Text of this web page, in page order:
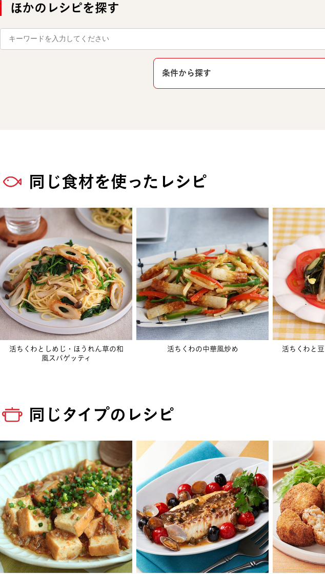
ほかのレシピを探す
条件から探す
同じ食材を使ったレシピ
活ちくわとしめじ・ほうれん草の和
風スパゲッティ
活ちくわの中華風炒め
活ちくわと
同じタイプのレシピ